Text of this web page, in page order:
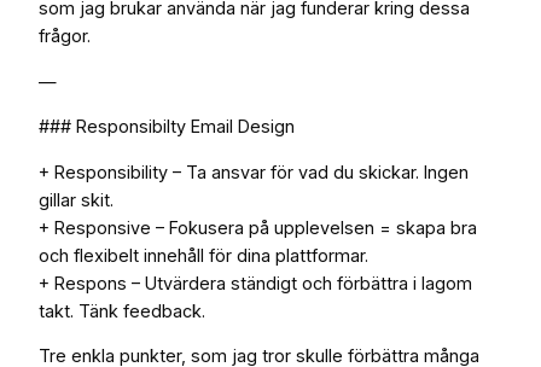
som jag brukar använda när jag funderar kring dessa
frågor.
—
### Responsibilty Email Design
+ Responsibility – Ta ansvar för vad du skickar. Ingen
gillar skit.
+ Responsive – Fokusera på upplevelsen = skapa bra
och flexibelt innehåll för dina plattformar.
+ Respons – Utvärdera ständigt och förbättra i lagom
takt. Tänk feedback.
Tre enkla punkter, som jag tror skulle förbättra många